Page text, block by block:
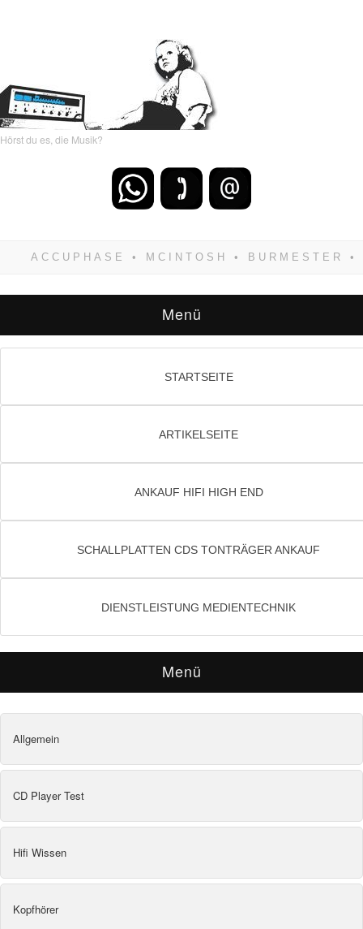
Hörst du es, die Musik?
zwangsläufig siegen! Und noch was: Hifi
Menü
STARTSEITE
ARTIKELSEITE
ANKAUF HIFI HIGH END
SCHALLPLATTEN CDS TONTRÄGER ANKAUF
DIENSTLEISTUNG MEDIENTECHNIK
Menü
Allgemein
CD Player Test
Hifi Wissen
Kopfhörer